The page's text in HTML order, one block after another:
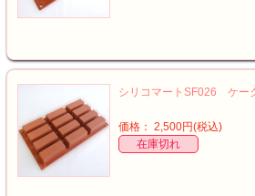
シリコマートSF026 ケー
価格： 2,500円(税込)
在庫切れ